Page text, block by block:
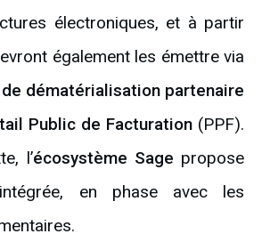
électroniques, et à partir
également les émettre via
dématérialisation partenaire
Public de Facturation (PPF).
l’écosystème Sage propose
en phase avec les